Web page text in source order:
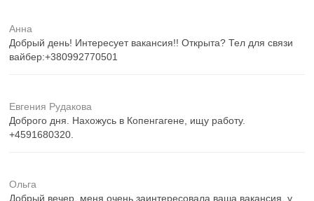
Анна
Добрый день! Интересует вакансия!! Открыта? Тел для связи
вайбер:+380992770501
Евгения Рудакова
Доброго дня. Нахожусь в Копенгагене, ищу работу.
+4591680320.
Ольга
Добрый вечер, меня очень заинтересовала ваша вакансия, у